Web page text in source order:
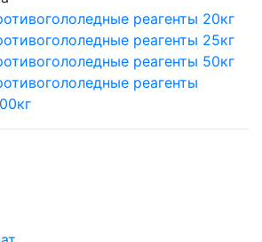
реагенты 20кг
реагенты 25кг
реагенты 50кг
реагенты